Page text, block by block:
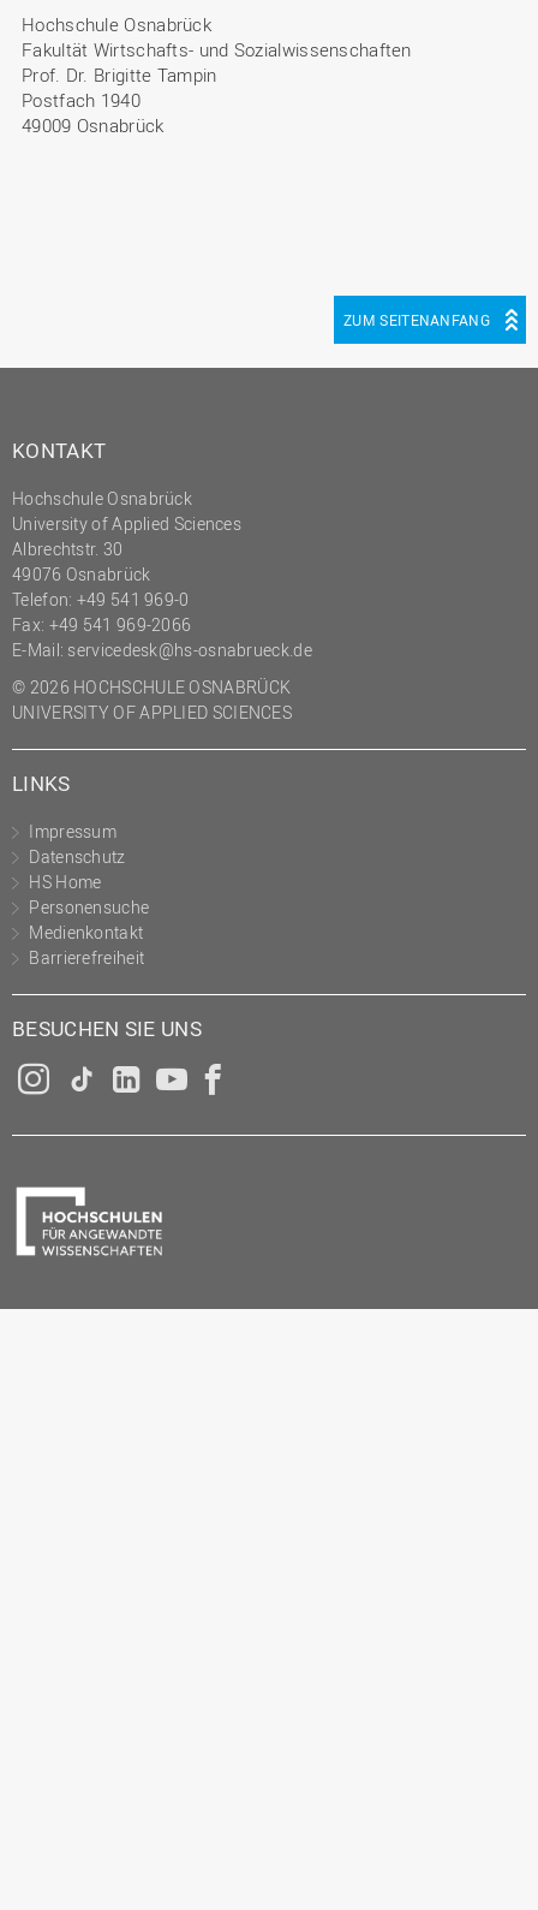
Hochschule Osnabrück
Fakultät Wirtschafts- und Sozialwissenschaften
Prof. Dr. Brigitte Tampin
Postfach 1940
49009 Osnabrück
ZUM SEITENANFANG
KONTAKT
Hochschule Osnabrück
University of Applied Sciences
Albrechtstr. 30
49076 Osnabrück
Telefon: +49 541 969-0
Fax: +49 541 969-2066
E-Mail: servicedesk@hs-osnabrueck.de
© 2026 HOCHSCHULE OSNABRÜCK
UNIVERSITY OF APPLIED SCIENCES
LINKS
Impressum
Datenschutz
HS Home
Personensuche
Medienkontakt
Barrierefreiheit
BESUCHEN SIE UNS
Instagram
Tiktok
LinkedInYouTube